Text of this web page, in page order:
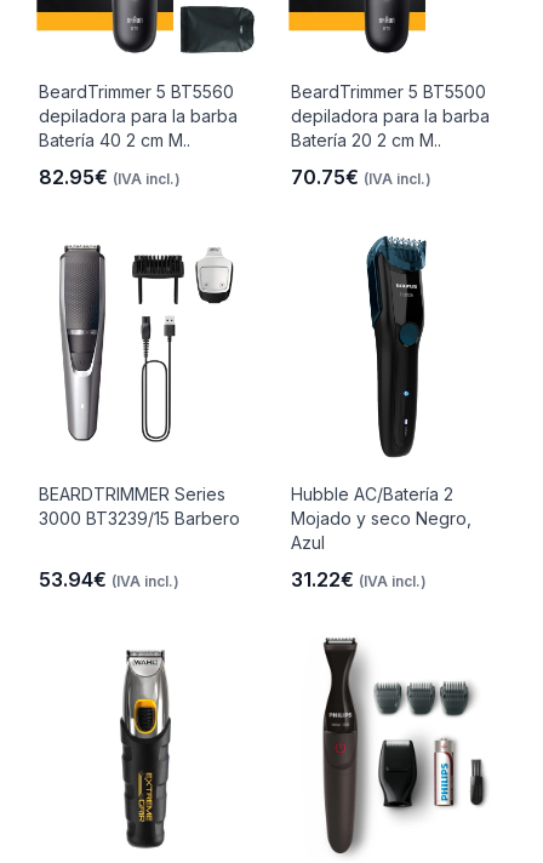
BeardTrimmer 5 BT5560
depiladora para la barba
Batería 40 2 cm M..
82.95€ (IVA incl.)
BeardTrimmer 5 BT5500
depiladora para la barba
Batería 20 2 cm M..
70.75€ (IVA incl.)
BEARDTRIMMER Series
3000 BT3239/15 Barbero
53.94€ (IVA incl.)
Hubble AC/Batería 2
Mojado y seco Negro,
Azul
31.22€ (IVA incl.)